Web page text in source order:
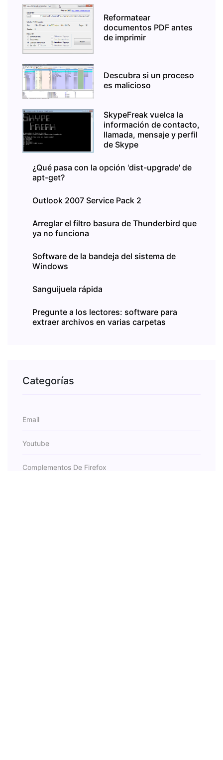
Reformatear
documentos PDF antes
de imprimir
Descubra si un proceso
es malicioso
SkypeFreak vuelca la
información de contacto,
llamada, mensaje y perfil
de Skype
¿Qué pasa con la opción 'dist-upgrade' de
apt-get?
Outlook 2007 Service Pack 2
Arreglar el filtro basura de Thunderbird que
ya no funciona
Software de la bandeja del sistema de
Windows
Sanguijuela rápida
Pregunte a los lectores: software para
extraer archivos en varias carpetas
Categorías
Email
Youtube
Complementos De Firefox